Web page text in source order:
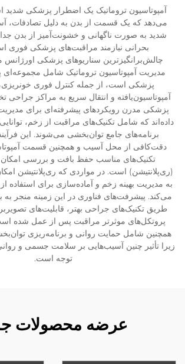
آمپوتاسیون تروماتیک یک اضطرار پزشکی
می‌دهد که یک قسمت از بدن به دلیل تصادفات،
شدید به صورت ناگهانی و خشونت‌آمیز از بدن
بحرانی نیازمند مراقبت‌های پزشکی فوری
چالش‌برانگیزترین سناریوهای پزشکی
مدیریت آمپوتاسیون تروماتیک شامل مجموعه‌ای
پزشکی است، از جمله کنترل فوری
آمپوتاسیون‌یافته و انتقال سریع به مراکز
پزشکی مدرن رویکردهای پیشرفته‌ای برای
داده‌اند که شامل تکنیک‌های مراقبت از زخم،
برنامه‌های جامع توان‌بخشی می‌شوند. این
دقت‌کافی از محل آسیب و همچنین قسمت
تکنیک‌های مناسب حفظ بافت و بررسی امکان
(ری‌پلانتیشن) است. در مواردی که ری‌پلانتیشن
به مدیریت بهینه زخم و آماده‌سازی برای استفاده از
می‌کند. پیشرفت‌های فناوری در این زمینه منجر به
طریق تکنیک‌های جراحی بهتر، قابلیت‌های
پروتکل‌های موثرتر مراقبت پس از عمل شده
همچنین شامل حمایت روانی و برنامه‌ریزی
زیرا تأثیر چنین آسیب‌هایی بر سلامت جسمی و
توجه است.
عرضه محصولات